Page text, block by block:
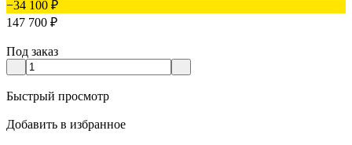
−34 100 ₽
147 700 ₽
Под заказ
Быстрый просмотр
Добавить в избранное